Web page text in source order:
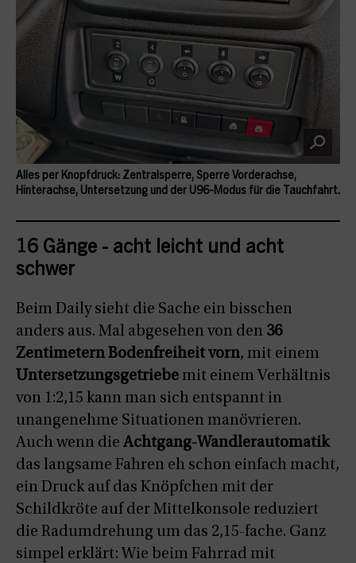
16 Gänge - acht leicht und acht
schwer
Beim Daily sieht die Sache ein bisschen
anders aus. Mal abgesehen von den 36
Zentimetern Bodenfreiheit vorn, mit einem
Untersetzungsgetriebe mit einem Verhältnis
von 1:2,15 kann man sich entspannt in
unangenehme Situationen manövrieren.
Auch wenn die Achtgang-Wandlerautomatik
das langsame Fahren eh schon einfach macht,
ein Druck auf das Knöpfchen mit der
Schildkröte auf der Mittelkonsole reduziert
die Radumdrehung um das 2,15-fache. Ganz
simpel erklärt: Wie beim Fahrrad mit
Alles per Knopfdruck: Zentralsperre, Sperre Vorderachse,
Hinterachse, Untersetzung und der U96-Modus für die Tauchfahrt.